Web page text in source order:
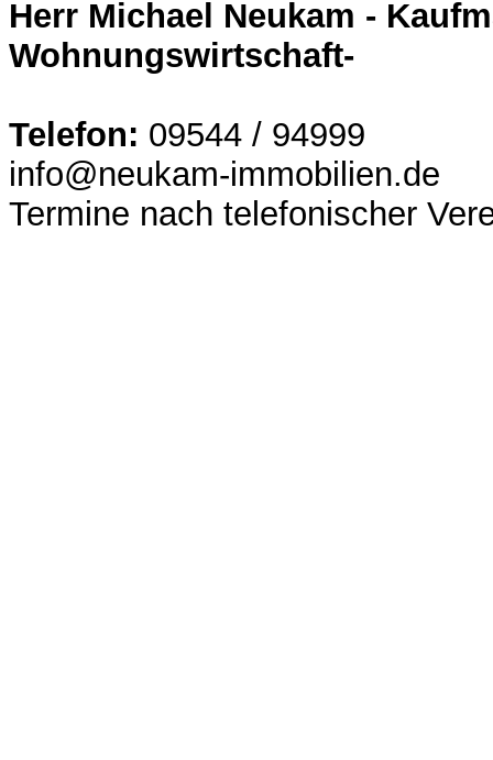
Herr Michael Neukam -
Wohnungswirtschaft-
Telefon: 09544 / 94999
info@neukam-immobilien.de
Termine nach telefonischer